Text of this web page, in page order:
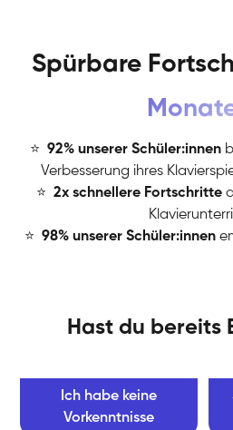
Spürbare
⭐ 92% unserer Schüler:innen
Verbesserung ihres
⭐ 2x schnellere Fortschritte
⭐ 98% unserer Schüler:innen
Hast du bereits
Ich habe keine
Vorkenntnisse